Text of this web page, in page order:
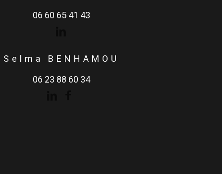
06 60 65 41 43
Selma BENHAMOU
06 23 88 60 34